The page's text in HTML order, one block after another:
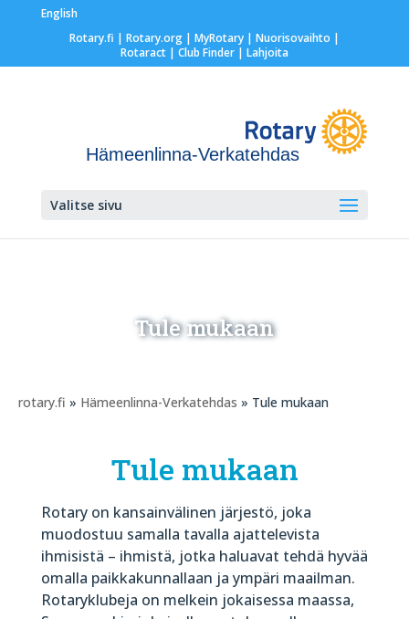
English
Rotary.fi | Rotary.org| MyRotary | Nuorisovaihto |
Rotaract| Club Finder| Lahjoita
Hämeenlinna-Verkatehdas
Valitse sivu
Tule mukaan
rotary.fi » Hämeenlinna-Verkatehdas » Tule mukaan
Tule mukaan
Rotary on kansainvälinen järjestö, joka
muodostuu samalla tavalla ajattelevista
ihmisistä – ihmistä, jotka haluavat tehdä hyvää
omalla paikkakunnallaan ja ympäri maailman.
Rotaryklubeja on melkein jokaisessa maassa,